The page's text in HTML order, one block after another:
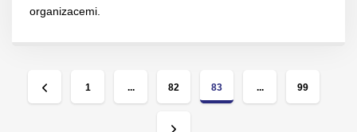
organizacemi.
1 ... 82 83 ... 99